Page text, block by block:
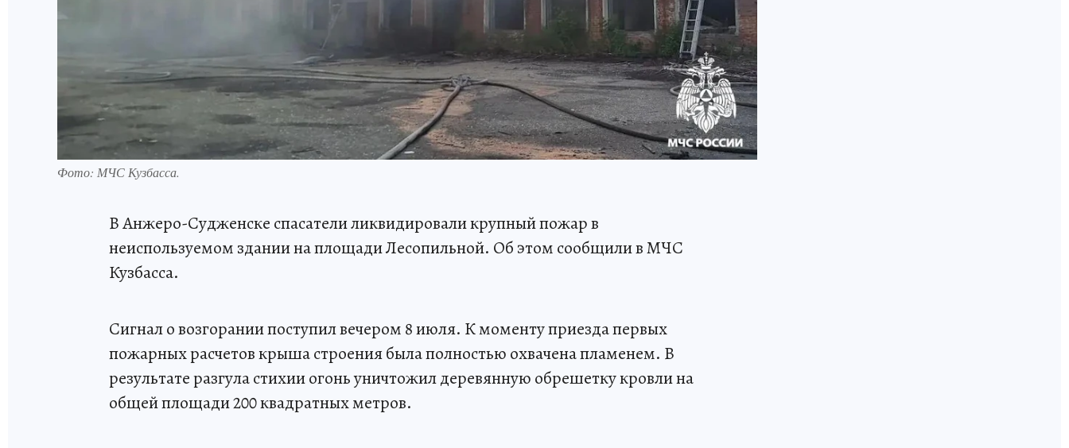
Фото: МЧС Кузбасса.
В Анжеро-Судженске спасатели ликвидировали крупный пожар в
неиспользуемом здании на площади Лесопильной. Об этом сообщили в МЧС
Кузбасса.
Сигнал о возгорании поступил вечером 8 июля. К моменту приезда первых
пожарных расчетов крыша строения была полностью охвачена пламенем. В
результате разгула стихии огонь уничтожил деревянную обрешетку кровли на
общей площади 200 квадратных метров.